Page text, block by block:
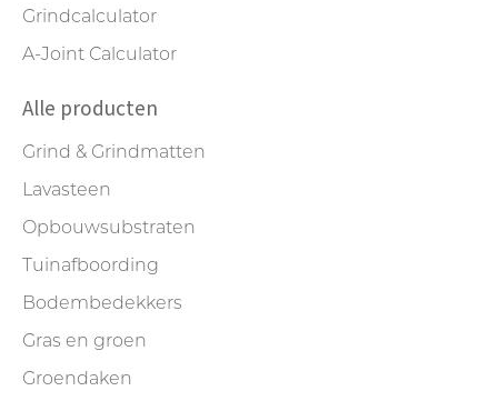
Grindcalculator
A-Joint Calculator
Alle producten
Grind & Grindmatten
Lavasteen
Opbouwsubstraten
Tuinafboording
Bodembedekkers
Gras en groen
Groendaken